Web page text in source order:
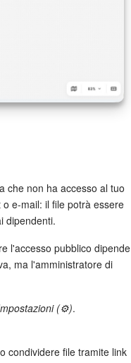
che non ha accesso al tuo
e-mail: il file potrà essere
dipendenti.
l'accesso pubblico dipende
ma l'amministratore di
(⚙️).
condividere file tramite link